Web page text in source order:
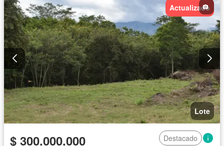
Actualizado
Lote
$ 300.000.000 Destacado